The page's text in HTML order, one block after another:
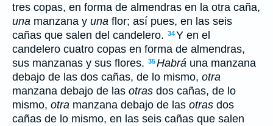
tres copas, en forma de almendras en la otra caña,
una manzana y una flor; así pues, en las seis
cañas que salen del candelero. 34Y en el
candelero cuatro copas en forma de almendras,
sus manzanas y sus flores. 35Habrá una manzana
debajo de las dos cañas, de lo mismo, otra
manzana debajo de las otras dos cañas, de lo
mismo, otra manzana debajo de las otras dos
cañas de lo mismo, en las seis cañas que salen